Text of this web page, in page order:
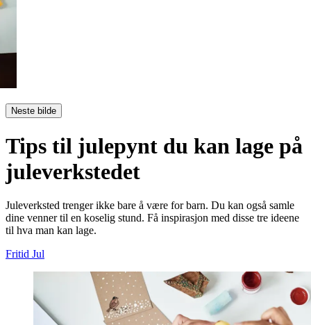
Neste bilde
Tips til julepynt du kan lage på
juleverkstedet
Juleverksted trenger ikke bare å være for barn. Du kan også samle
dine venner til en koselig stund. Få inspirasjon med disse tre ideene
til hva man kan lage.
Fritid Jul